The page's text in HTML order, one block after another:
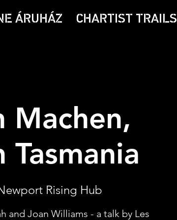
ÁRUHÁZ CHARTIST TRAILS
Machen,
Tasmania
Rising Hub
and Joan Williams - a talk by Les